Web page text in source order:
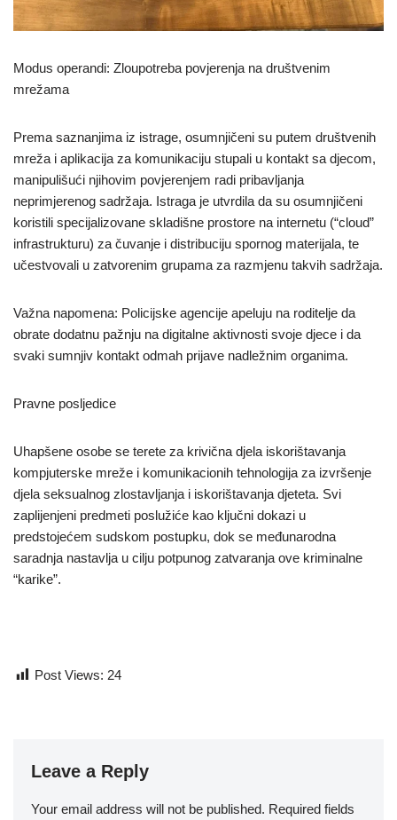
Modus operandi: Zloupotreba povjerenja na društvenim
mrežama
Prema saznanjima iz istrage, osumnjičeni su putem društvenih
mreža i aplikacija za komunikaciju stupali u kontakt sa djecom,
manipulišući njihovim povjerenjem radi pribavljanja
neprimjerenog sadržaja. Istraga je utvrdila da su osumnjičeni
koristili specijalizovane skladišne prostore na internetu (“cloud”
infrastrukturu) za čuvanje i distribuciju spornog materijala, te
učestvovali u zatvorenim grupama za razmjenu takvih sadržaja.
Važna napomena: Policijske agencije apeluju na roditelje da
obrate dodatnu pažnju na digitalne aktivnosti svoje djece i da
svaki sumnjiv kontakt odmah prijave nadležnim organima.
Pravne posljedice
Uhapšene osobe se terete za krivična djela iskorištavanja
kompjuterske mreže i komunikacionih tehnologija za izvršenje
djela seksualnog zlostavljanja i iskorištavanja djeteta. Svi
zaplijenjeni predmeti poslužiće kao ključni dokazi u
predstojećem sudskom postupku, dok se međunarodna
saradnja nastavlja u cilju potpunog zatvaranja ove kriminalne
“karike”.
Post Views: 24
Leave a Reply
Your email address will not be published. Required fields